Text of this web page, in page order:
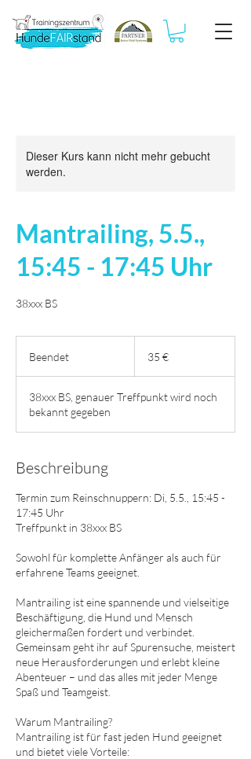
Dieser Kurs kann nicht mehr gebucht
werden.
Mantrailing, 5.5.,
15:45 - 17:45 Uhr
38xxx BS
Beendet
n
d
e
35 €
38xxx BS, genauer Treffpunkt wird noch
bekannt gegeben
Beschreibung
Termin zum Reinschnuppern: Di, 5.5., 15:45 -
17:45 Uhr
Treffpunkt in 38xxx BS
Sowohl für komplette Anfänger als auch für
erfahrene Teams geeignet.
Mantrailing ist eine spannende und vielseitige
Beschäftigung, die Hund und Mensch
gleichermaßen fordert und verbindet.
Gemeinsam geht ihr auf Spurensuche, meistert
neue Herausforderungen und erlebt kleine
Abenteuer – und das alles mit jeder Menge
Spaß und Teamgeist.
Warum Mantrailing?
Mantrailing ist für fast jeden Hund geeignet
und bietet viele Vorteile: